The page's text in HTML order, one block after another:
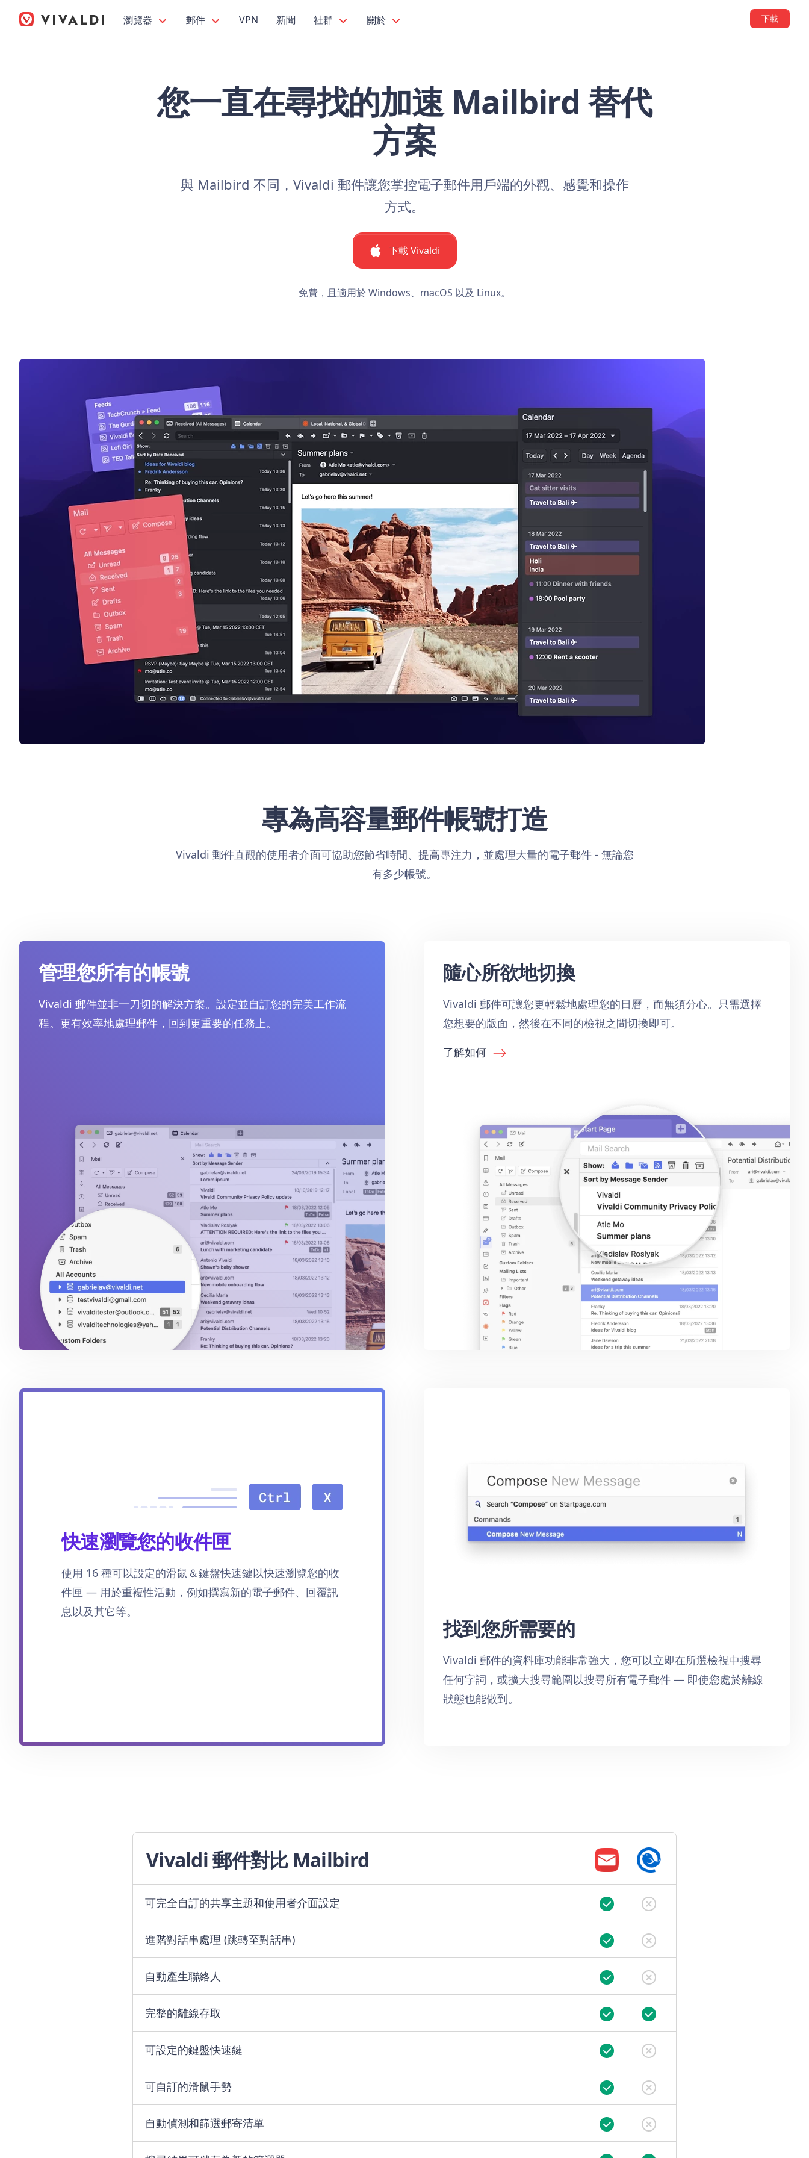
瀏覽器 郵件 VPN 新聞 社群 關於 下載
您一直在尋找的加速 Mailbird 替代
方案
與 Mailbird 不同，Vivaldi 郵件讓您掌控電子郵件用戶端的外觀、感覺和操作
方式。
下載 Vivaldi
免費，且適用於 Windows、macOS 以及 Linux。
專為高容量郵件帳號打造
Vivaldi 郵件直觀的使用者介面可協助您節省時間、提高專注力，並處理大量的電子郵件 - 無論您
有多少帳號。
管理您所有的帳號
Vivaldi 郵件並非一刀切的解決方案。設定並自訂您的完美工作流
程。更有效率地處理郵件，回到更重要的任務上。
隨心所欲地切換
Vivaldi 郵件可讓您更輕鬆地處理您的日曆，而無須分心。只需選擇
您想要的版面，然後在不同的檢視之間切換即可。
了解如何
快速瀏覽您的收件匣
使用 16 種可以設定的滑鼠＆鍵盤快速鍵以快速瀏覽您的收
件匣 — 用於重複性活動，例如撰寫新的電子郵件、回覆訊
息以及其它等。
找到您所需要的
Vivaldi 郵件的資料庫功能非常強大，您可以立即在所選檢視中搜尋
任何字詞，或擴大搜尋範圍以搜尋所有電子郵件 — 即使您處於離線
狀態也能做到。
Vivaldi 郵件對比 Mailbird
可完全自訂的共享主題和使用者介面設定
進階對話串處理 (跳轉至對話串)
自動產生聯絡人
完整的離線存取
可設定的鍵盤快速鍵
可自訂的滑鼠手勢
自動偵測和篩選郵寄清單